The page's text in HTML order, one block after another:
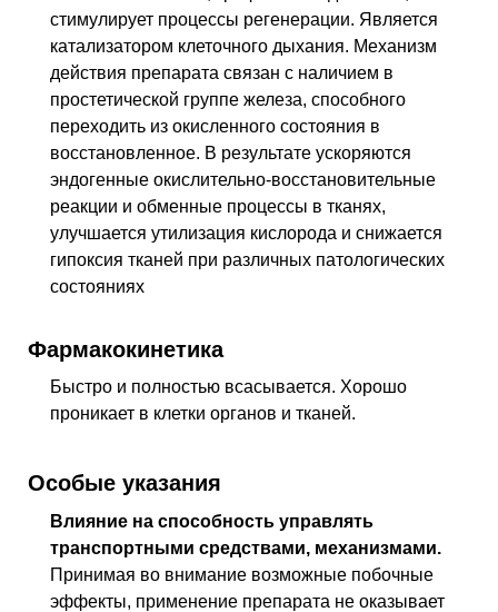
стимулирует процессы регенерации. Является
катализатором клеточного дыхания. Механизм
действия препарата связан с наличием в
простетической группе железа, способного
переходить из окисленного состояния в
восстановленное. В результате ускоряются
эндогенные окислительно-восстановительные
реакции и обменные процессы в тканях,
улучшается утилизация кислорода и снижается
гипоксия тканей при различных патологических
состояниях
Фармакокинетика
Быстро и полностью всасывается. Хорошо
проникает в клетки органов и тканей.
Особые указания
Влияние на способность управлять
транспортными средствами, механизмами.
Принимая во внимание возможные побочные
эффекты, применение препарата не оказывает